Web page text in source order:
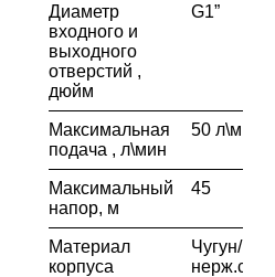
Диаметр
входного и
выходного
отверстий ,
дюйм
G1”
Максимальная
подача , л\мин
50 л\мин
Максимальный
напор, м
45
Материал
корпуса
Чугун/
нерж.сталь